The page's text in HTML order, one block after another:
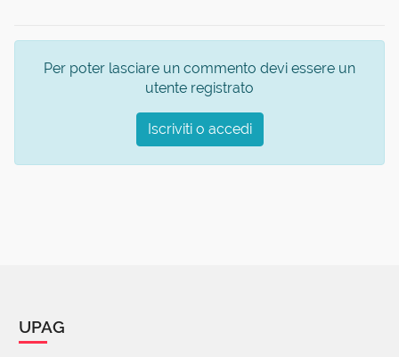
Per poter lasciare un commento devi essere un
utente registrato
Iscriviti o accedi
UPAG